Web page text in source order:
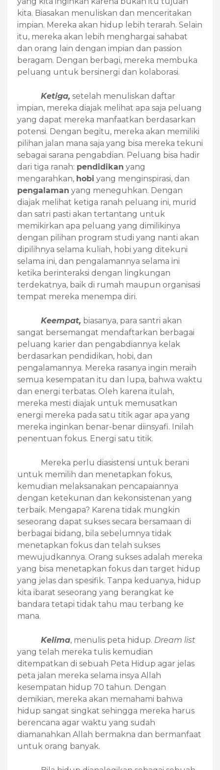
kita. Biasakan menuliskan dan menceritakan
impian. Mereka akan hidup lebih terarah. Selain
itu, mereka akan lebih menghargai sahabat
dan orang lain dengan impian dan passion
beragam. Dengan berbagi, mereka membuka
peluang untuk bersinergi dan kolaborasi.
Ketiga, setelah menuliskan daftar
impian, mereka diajak melihat apa saja peluang
yang dapat mereka manfaatkan berdasarkan
potensi. Dengan begitu, mereka akan memiliki
pilihan jalan mana saja yang bisa mereka tekuni
sebagai sarana pengabdian. Peluang bisa hadir
dari tiga ranah: pendidikan yang
mengarahkan, hobi yang menginspirasi, dan
pengalaman yang meneguhkan. Dengan
diajak melihat ketiga ranah peluang ini, murid
dan satri pasti akan tertantang untuk
memikirkan apa peluang yang dimilikinya
dengan pilihan program studi yang nanti akan
dipilihnya selama kuliah, hobi yang ditekuni
selama ini, dan pengalamannya selama ini
ketika berinteraksi dengan lingkungan
terdekatnya, baik di rumah maupun organisasi
tempat mereka menempa diri.
Keempat, biasanya, para santri akan
sangat bersemangat mendaftarkan berbagai
peluang karier dan pengabdiannya kelak
berdasarkan pendidikan, hobi, dan
pengalamannya. Mereka rasanya ingin meraih
semua kesempatan itu dan lupa, bahwa waktu
dan energi terbatas. Oleh karena itulah,
mereka mesti diajak untuk memusatkan
energi mereka pada satu titik agar apa yang
mereka inginkan benar-benar diinsyafi. Inilah
penentuan fokus. Energi satu titik.
Mereka perlu diasistensi untuk berani
untuk memilih dan menetapkan fokus,
kemudian melaksanakan pencapaiannya
dengan ketekunan dan kekonsistenan yang
terbaik. Mengapa? Karena tidak mungkin
seseorang dapat sukses secara bersamaan di
berbagai bidang, bila sebelumnya tidak
menetapkan fokus dan telah sukses
mewujudkannya. Orang sukses adalah mereka
yang bisa menetapkan fokus dan target hidup
yang jelas dan spesifik. Tanpa keduanya, hidup
kita ibarat seseorang yang berangkat ke
bandara tetapi tidak tahu mau terbang ke
mana.
Kelima, menulis peta hidup. Dream list
yang telah mereka tulis kemudian
ditempatkan di sebuah Peta Hidup agar jelas
peta jalan mereka selama insya Allah
kesempatan hidup 70 tahun. Dengan
demikian, mereka akan memahami bahwa
hidup sangat singkat sehingga mereka harus
berencana agar waktu yang sudah
diamanahkan Allah bermakna dan bermanfaat
untuk orang banyak.